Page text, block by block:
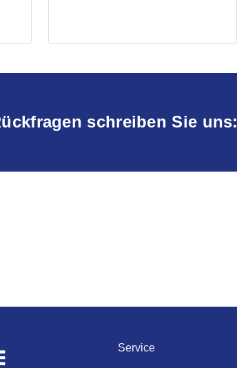
schreiben Sie uns:
Service